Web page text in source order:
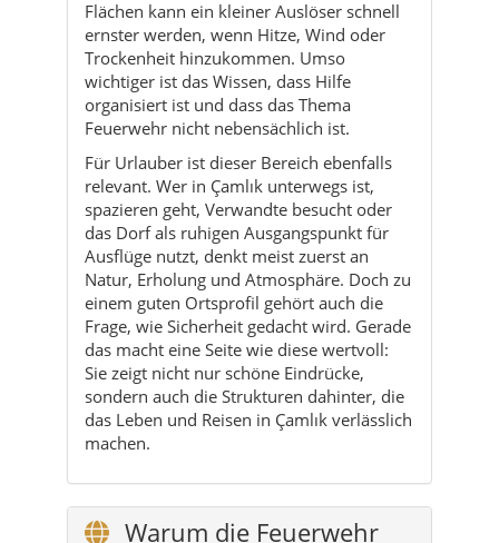
Feuerwehr nicht nebensächlich ist.
Für Urlauber ist dieser Bereich ebenfalls
relevant. Wer in Çamlık unterwegs ist,
spazieren geht, Verwandte besucht oder
das Dorf als ruhigen Ausgangspunkt für
Ausflüge nutzt, denkt meist zuerst an
Natur, Erholung und Atmosphäre. Doch zu
einem guten Ortsprofil gehört auch die
Frage, wie Sicherheit gedacht wird. Gerade
das macht eine Seite wie diese wertvoll:
Sie zeigt nicht nur schöne Eindrücke,
sondern auch die Strukturen dahinter, die
das Leben und Reisen in Çamlık verlässlich
machen.
Warum die Feuerwehr
für Çamlık so wichtig ist
Brandgefahr im Dorf und
im ländlichen Umfeld